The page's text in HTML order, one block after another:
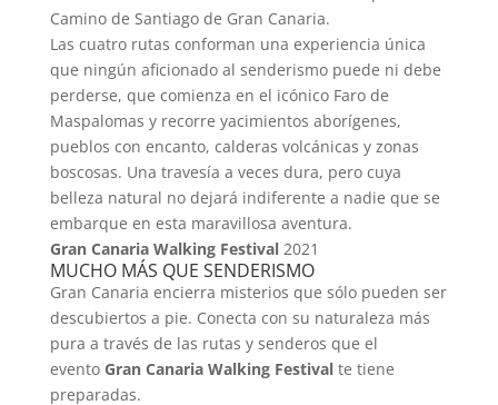
Camino de Santiago de Gran Canaria.
Las cuatro rutas conforman una experiencia única
que ningún aficionado al senderismo puede ni debe
perderse, que comienza en el icónico Faro de
Maspalomas y recorre yacimientos aborígenes,
pueblos con encanto, calderas volcánicas y zonas
boscosas. Una travesía a veces dura, pero cuya
belleza natural no dejará indiferente a nadie que se
embarque en esta maravillosa aventura.
Gran Canaria Walking Festival2021
MUCHO MÁS QUE SENDERISMO
Gran Canaria encierra misterios que sólo pueden ser
descubiertos a pie. Conecta con su naturaleza más
pura a través de las rutas y senderos que el
evento Gran Canaria Walking Festivalte tiene
preparadas.